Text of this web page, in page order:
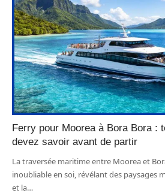
Ferry pour Moorea à Bora Bora :
devez savoir avant de partir
La traversée maritime entre Moorea et
inoubliable en soi, révélant des paysages
et la…